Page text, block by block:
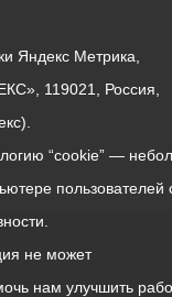
Яндекс Метрика,
119021, Россия,
“cookie” —
пользователей
не может
нам улучшить